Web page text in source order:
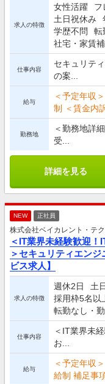
求人の特徴
女性活躍 フ
土日祝休み
学歴不問
転
社宅・家賃
仕事内容
セキュリテ
の案...
給与
＜予定年収
制 ＜賃金内
勤務地
＜勤務地詳
受...
詳細を見る
NEW 正社員
株式会社ベイカレント・テ
＜IT業界未経験歓迎
＞セキュリティエン
ビス求人】
求人の特徴
週休2日 土
採用枠5名以
転勤なし・
仕事内容
＜IT業界未
お...
給与
＜予定年収
給制 補足事